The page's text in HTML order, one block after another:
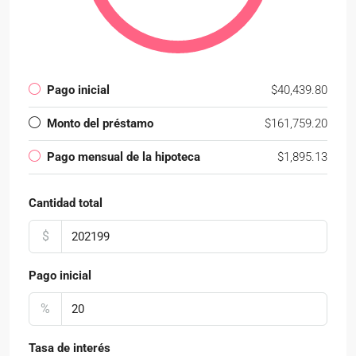
Pago inicial $40,439.80
Monto del préstamo $161,759.20
Pago mensual de la hipoteca $1,895.13
Cantidad total
$
Pago inicial
%
Tasa de interés